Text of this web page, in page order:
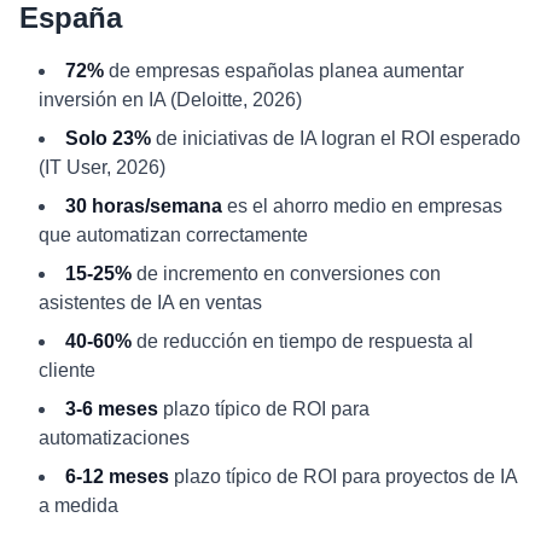
España
72% de empresas españolas planea aumentar
inversión en IA (Deloitte, 2026)
Solo 23% de iniciativas de IA logran el ROI esperado
(IT User, 2026)
30 horas/semana es el ahorro medio en empresas
que automatizan correctamente
15-25% de incremento en conversiones con
asistentes de IA en ventas
40-60% de reducción en tiempo de respuesta al
cliente
3-6 meses plazo típico de ROI para
automatizaciones
6-12 meses plazo típico de ROI para proyectos de IA
a medida